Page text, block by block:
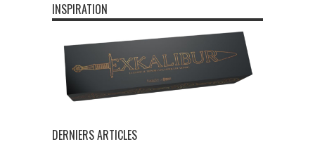
INSPIRATION
DERNIERS ARTICLES